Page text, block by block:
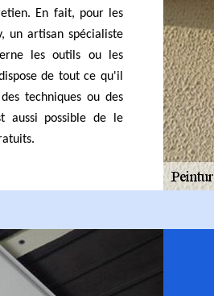
En fait, pour les
un artisan spécialiste
les outils ou les
de tout ce qu'il
techniques ou des
aussi possible de le